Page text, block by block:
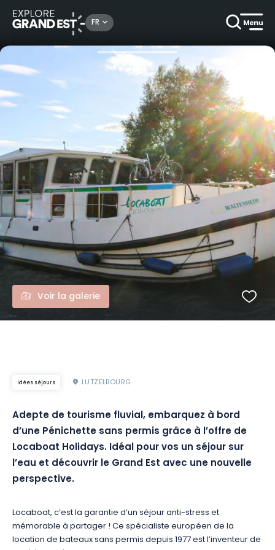
FR
Autour de l’eau Location de Pénichette sans permis avec Locaboat Holidays
Voir la galerie
Idées séjours LUTZELBOURG
Adepte de tourisme fluvial, embarquez à bord
d’une Pénichette sans permis grâce à l’offre de
Locaboat Holidays. Idéal pour vos un séjour sur
l’eau et découvrir le Grand Est avec une nouvelle
perspective.
Locaboat, c’est la garantie d’un séjour anti-stress et
mémorable à partager ! Ce spécialiste européen de la
location de bateaux sans permis depuis 1977 est l’inventeur de